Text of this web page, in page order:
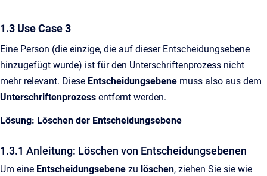
1.3 Use Case 3
Eine Person (die einzige, die auf dieser Entscheidungsebene
hinzugefügt wurde) ist für den Unterschriftenprozess nicht
mehr relevant. Diese Entscheidungsebene muss also aus dem
Unterschriftenprozess entfernt werden.
Lösung: Löschen der Entscheidungsebene
1.3.1 Anleitung: Löschen von Entscheidungsebenen
Um eine Entscheidungsebene zu löschen, ziehen Sie sie wie